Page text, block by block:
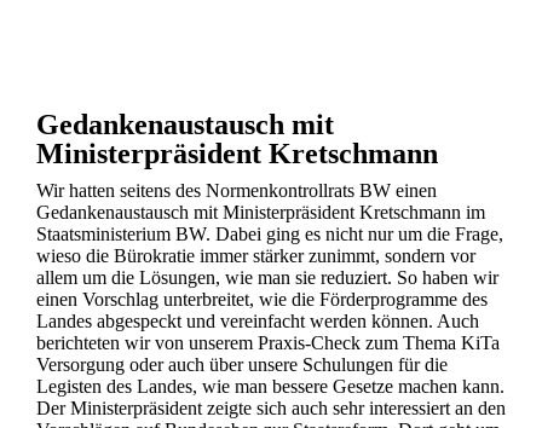
Gedankenaustausch mit
Ministerpräsident Kretschmann
Wir hatten seitens des Normenkontrollrats BW einen
Gedankenaustausch mit Ministerpräsident Kretschmann im
Staatsministerium BW. Dabei ging es nicht nur um die Frage,
wieso die Bürokratie immer stärker zunimmt, sondern vor
allem um die Lösungen, wie man sie reduziert. So haben wir
einen Vorschlag unterbreitet, wie die Förderprogramme des
Landes abgespeckt und vereinfacht werden können. Auch
berichteten wir von unserem Praxis-Check zum Thema KiTa
Versorgung oder auch über unsere Schulungen für die
Legisten des Landes, wie man bessere Gesetze machen kann.
Der Ministerpräsident zeigte sich auch sehr interessiert an den